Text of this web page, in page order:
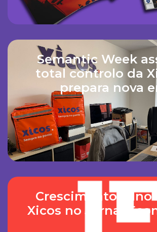
Semantic Week
total controlo da
prepara nova
Crescimento e
Xicos no Jornal